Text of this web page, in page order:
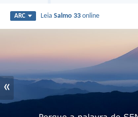
ARC LeiaSalmo 33 online
«